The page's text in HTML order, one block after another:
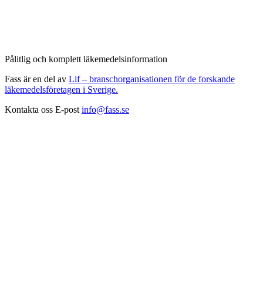
Pålitlig och komplett läkemedelsinformation
Fass är en del av Lif – branschorganisationen för de forskande
läkemedelsföretagen i Sverige.
Kontakta oss E-post info@fass.se